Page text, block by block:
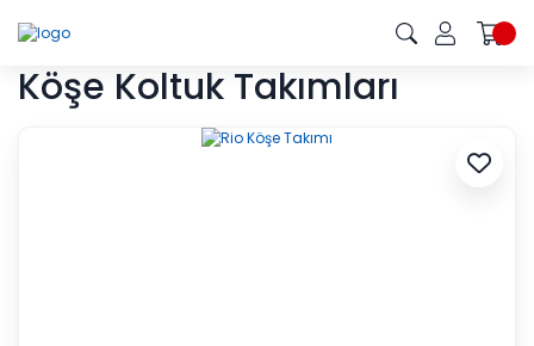
Köşe Koltuk Takımları